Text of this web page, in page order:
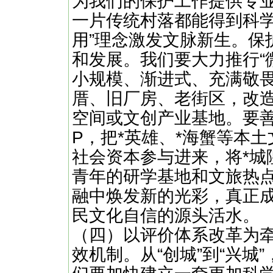
一片传统村落都能得到科
用”理念激发文脉新生。
和发展。我们要大力推行
小规模、渐进式、充满敬
厝、旧厂房、老街区，改
空间或文创产业基地。要
P，把*英雄、*海蟹等本
社会资本参与进来，将*
青年的研学基地和文旅热
融中焕发新的光彩，真正
民文化自信的源头活水。
（四）以评价体系改革为
效机制。从“创城”到“兴城